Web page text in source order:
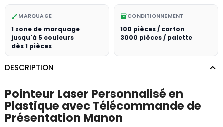
brush MARQUAGE
1 zone de marquage
jusqu'à 5 couleurs
dès 1 pièces
inventory_2CONDITIONNEMENT
100 pièces / carton
3000 pièces / palette
DESCRIPTION
Pointeur Laser Personnalisé en
Plastique avec Télécommande de
Présentation Manon